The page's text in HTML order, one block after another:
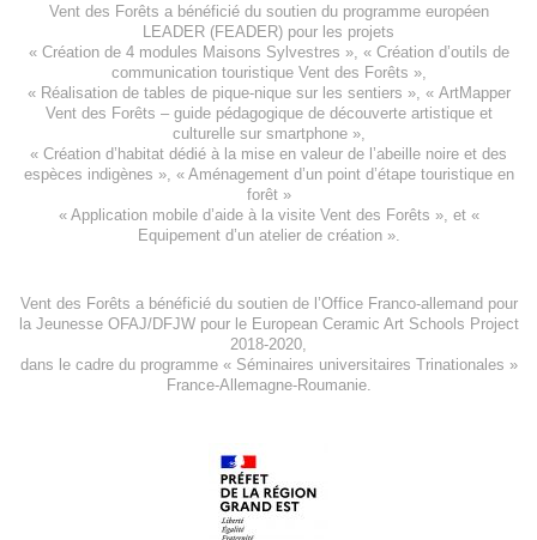
Vent des Forêts a bénéficié du soutien du programme européen
LEADER (FEADER) pour les projets
« Création de 4 modules Maisons Sylvestres », « Création d’outils de
communication touristique Vent des Forêts »,
« Réalisation de tables de pique-nique sur les sentiers », « ArtMapper
Vent des Forêts – guide pédagogique de découverte artistique et
culturelle sur smartphone »,
« Création d’habitat dédié à la mise en valeur de l’abeille noire et des
espèces indigènes », « Aménagement d’un point d’étape touristique en
forêt»
« Application mobile d’aide à la visite Vent des Forêts », et «
Equipement d’un atelier de création».
Vent des Forêts a bénéficié du soutien de l’Office Franco-allemand pour
la Jeunesse OFAJ/DFJWpour leEuropean Ceramic Art Schools Project
2018-2020
dans le cadre du programme « Séminaires universitaires Trinationales »
France-Allemagne-Roumanie.